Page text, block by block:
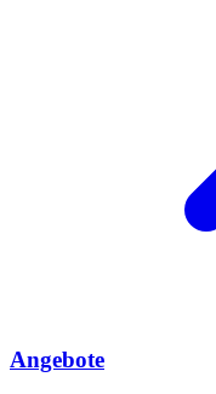
Angebote